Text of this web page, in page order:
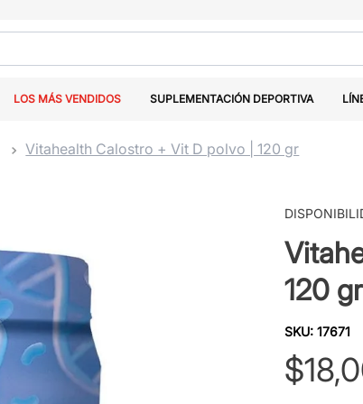
LOS MÁS VENDIDOS SUPLEMENTACIÓN DEPORTIVA
Vitahealth Calostro + Vit D polvo | 120 gr
120 gr
SKU: 17671
$18,